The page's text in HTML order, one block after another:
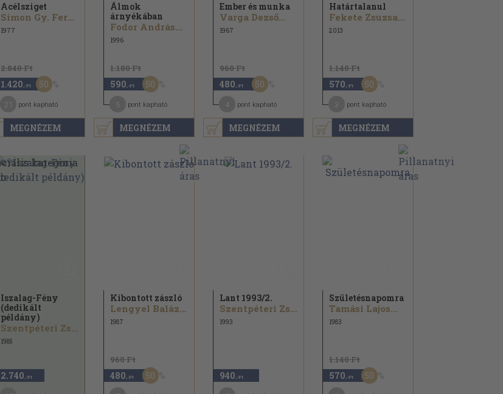
MEGNÉZEM
Acélsziget
Simon Gy. Ferenc...
1977
2.840 Ft
1.420 ,-Ft 50
pont kapható
MEGNÉZEM
Álmok
árnyékában
Fodor András...
1996
1.180 Ft
590 ,-Ft 50
pont kapható
MEGNÉZEM
Ember és munka
Varga Dezső...
1967
960 Ft
480 ,-Ft 50
pont kapható
MEGNÉZEM
Határtalanul
Fekete Zsuzsanna...
2013
1.140 Ft
570 ,-Ft 50
pont kapható
Iszalag-Fény
(dedikált
példány)
Szentpéteri Zsigmond...
1985
2.740 ,-Ft
Kibontott zászló
Lengyel Balázs...
1987
960 Ft
480 ,-Ft 50
Lant 1993/2.
Szentpéteri Zsigmond...
1993
940 ,-Ft
Születésnapomra
Tamási Lajos...
1983
1.140 Ft
570 ,-Ft 50